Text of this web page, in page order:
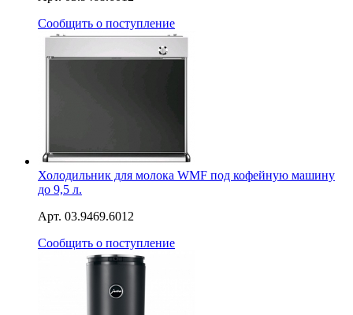
Сообщить о поступление
Холодильник для молока WMF под кофейную машину
до 9,5 л.
Арт. 03.9469.6012
Сообщить о поступление